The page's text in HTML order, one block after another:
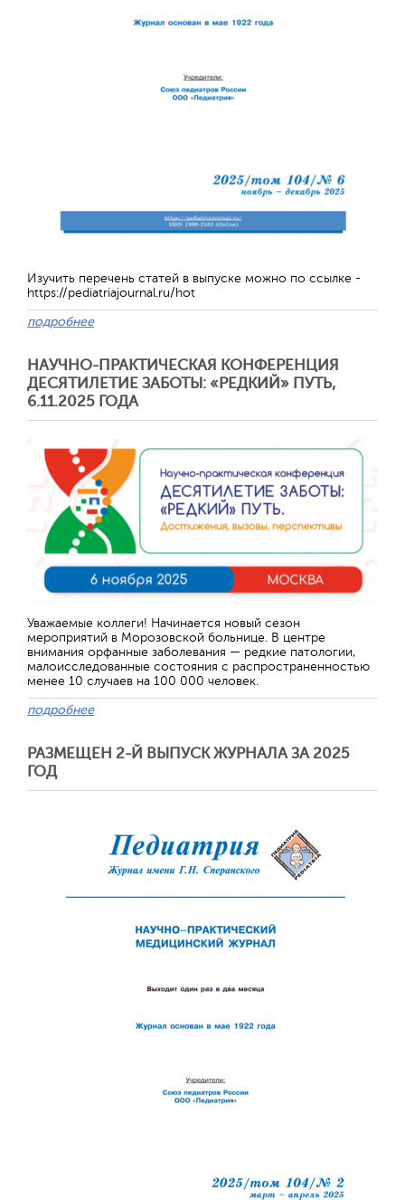
Изучить перечень статей в выпуске можно по ссылке -
https://pediatriajournal.ru/hot
подробнее
НАУЧНО-ПРАКТИЧЕСКАЯ КОНФЕРЕНЦИЯ
ДЕСЯТИЛЕТИЕ ЗАБОТЫ: «РЕДКИЙ» ПУТЬ,
6.11.2025 ГОДА
Уважаемые коллеги! Начинается новый сезон
мероприятий в Морозовской больнице. В центре
внимания орфанные заболевания — редкие патологии,
малоисследованные состояния с распространенностью
менее 10 случаев на 100 000 человек.
подробнее
РАЗМЕЩЕН 2-Й ВЫПУСК ЖУРНАЛА ЗА 2025
ГОД
Отправить